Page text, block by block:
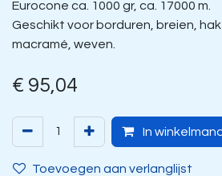
Eurocone ca. 1000 gr, ca. 17000 m.
Geschikt voor borduren, breien,
macramé, weven.
€ 95,04
In
Toevoegen aan verlanglijst